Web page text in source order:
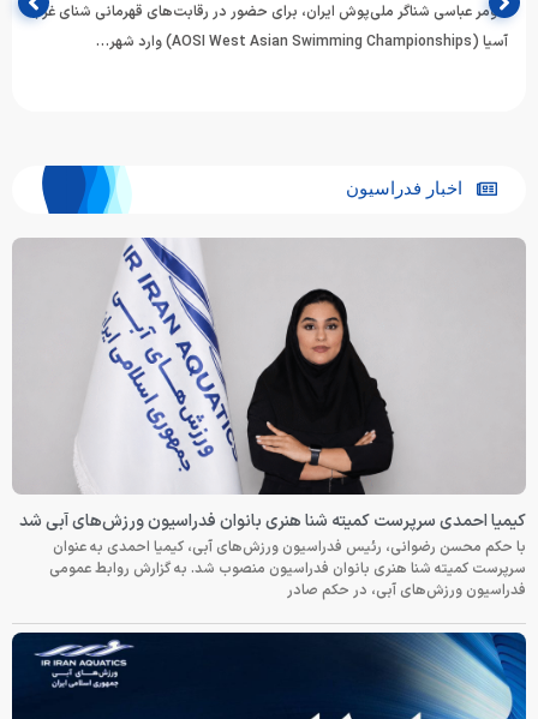
هومر عباسی شناگر ملی‌پوش ایران، برای حضور در رقابت‌های قهرمانی شنای غرب
آسیا (AOSI West Asian Swimming Championships) وارد شهر…
اخبار فدراسیون
کیمیا احمدی سرپرست کمیته شنا هنری بانوان فدراسیون ورزش‌های آبی شد
با حکم محسن رضوانی، رئیس فدراسیون ورزش‌های آبی، کیمیا احمدی به عنوان
سرپرست کمیته شنا هنری بانوان فدراسیون منصوب شد. به گزارش روابط عمومی
فدراسیون ورزش‌های آبی، در حکم صادر